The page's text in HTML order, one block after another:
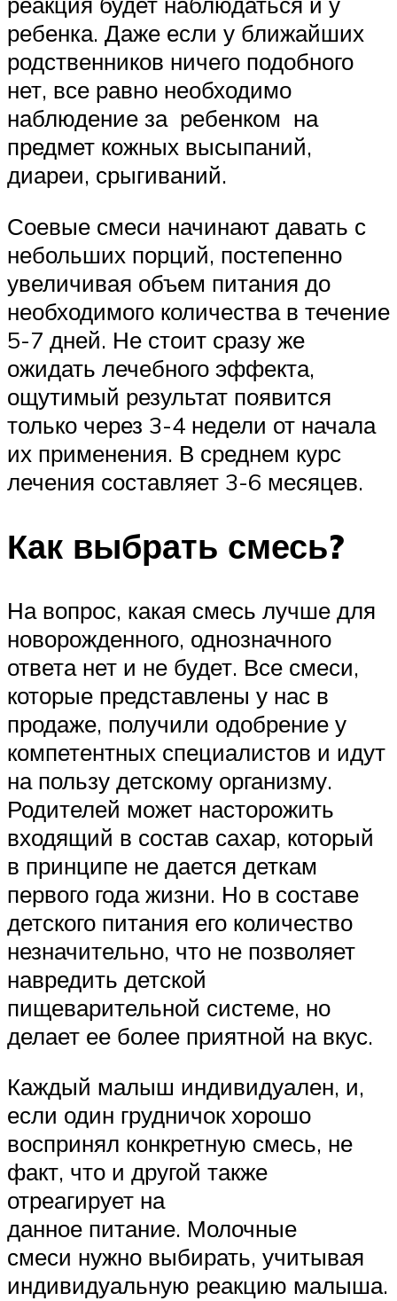
ребенка. Даже если у ближайших
родственников ничего подобного
нет, все равно необходимо
наблюдение за ребенком на
предмет кожных высыпаний,
диареи, срыгиваний.
Соевые смеси начинают давать с
небольших порций, постепенно
увеличивая объем питания до
необходимого количества в течение
5-7 дней. Не стоит сразу же
ожидать лечебного эффекта,
ощутимый результат появится
только через 3-4 недели от начала
их применения. В среднем курс
лечения составляет 3-6 месяцев.
Как выбрать смесь?
На вопрос, какая смесь лучше для
новорожденного, однозначного
ответа нет и не будет. Все смеси,
которые представлены у нас в
продаже, получили одобрение у
компетентных специалистов и идут
на пользу детскому организму.
Родителей может насторожить
входящий в состав сахар, который
в принципе не дается деткам
первого года жизни. Но в составе
детского питания его количество
незначительно, что не позволяет
навредить детской
пищеварительной системе, но
делает ее более приятной на вкус.
Каждый малыш индивидуален, и,
если один грудничок хорошо
воспринял конкретную смесь, не
факт, что и другой также
отреагирует на
данное питание. Молочные
смеси нужно выбирать, учитывая
индивидуальную реакцию малыша.